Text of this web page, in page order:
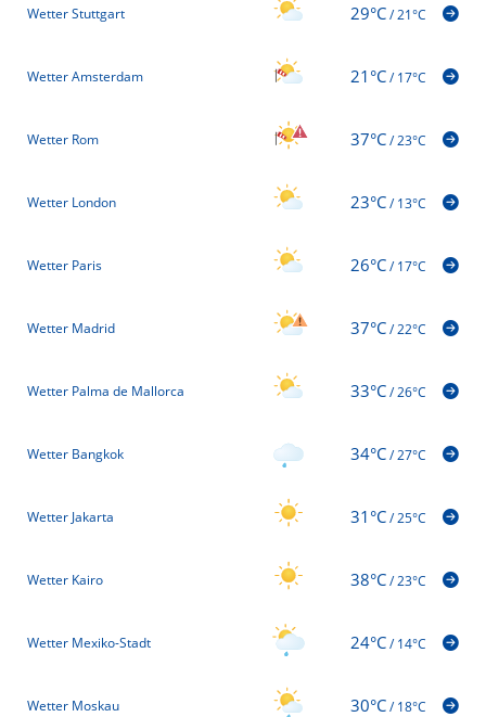
Wetter Stuttgart 29°C/21°C
Wetter Amsterdam 21°C/17°C
Wetter Rom 37°C/23°C
Wetter London 23°C/13°C
Wetter Paris 26°C/17°C
Wetter Madrid 37°C/22°C
Wetter Palma de Mallorca 33°C/26°C
Wetter Bangkok 34°C/27°C
Wetter Jakarta 31°C/25°C
Wetter Kairo 38°C/23°C
Wetter Mexiko-Stadt 24°C/14°C
Wetter Moskau 30°C/18°C